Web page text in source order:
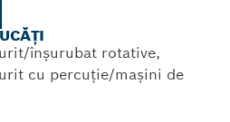
înșurubat rotative,
cu percuție/mașini de